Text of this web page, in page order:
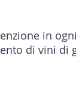
in
di vini di